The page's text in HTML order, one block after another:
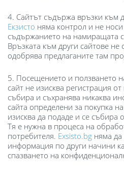
4. Сайтът съдържа връзки към
Екзисто няма контрол и не носи
съдържанието на намиращата
Връзката към други сайтове не
одобрява предлаганите там
5. Посещението и ползването
сайт не изисква регистрация
събира и съхранява никаква
сайта определени за покупка
изисква да подаде и се
Тя е нужна в процеса на
потребителя. Exsisto.bg няма да
информация по други начини
спазването на